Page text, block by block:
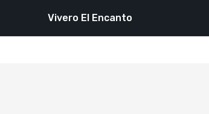
Vivero El Encanto